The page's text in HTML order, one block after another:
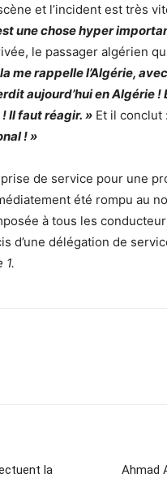
et l’incident est très
une chose hyper
le passager algérien
me rappelle l’Algérie,
aujourd’hui en Algérie !
Il faut réagir. » Et il conclut :
! »
de service pour une
été rompu au
à tous les
d’une délégation de
1.
la
Ahmad